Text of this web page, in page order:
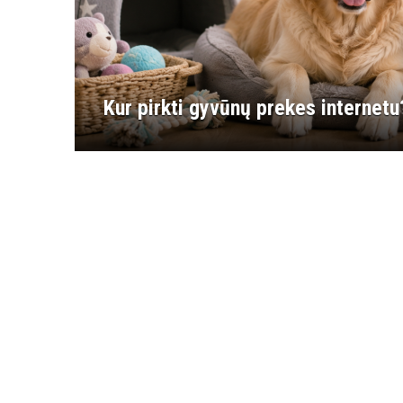
Kur pirkti gyvūnų prekes